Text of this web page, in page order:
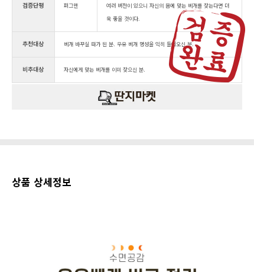
검증단평 퍼그맨
여러 버전이 있으니 자신의 몸에 맞는 베개를 찾는다면 더
욱 좋을 것이다.
추천대상 베개 바꾸실 때가 된 분. 우유 베개 명성을 익히 들어오신 분.
비추대상 자신에게 맞는 베개를 이미 찾으신 분.
상품 상세정보